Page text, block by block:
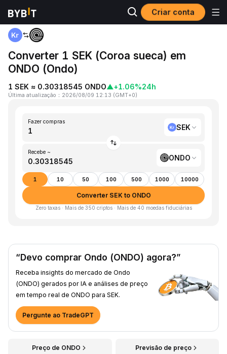
Criar conta
Página inicial
Converter 1 SEK (Coroa sueca) em
ONDO (Ondo)
1 SEK ≈ 0.30318545 ONDO▲+1.06%24h
Última atualização ： 2026/08/09 12:13 (GMT+0)
Fazer compras
SEK
Recebe ~
ONDO
1 10 50 100 500 1000 10000
Converter SEK to ONDO
Zero taxas · Mais de 350 criptos · Mais de 40 moedas fiduciárias
“Devo comprar Ondo (ONDO) agora?”
Receba insights do mercado de Ondo
(ONDO) gerados por IA e análises de preço
em tempo real de ONDO para SEK.
Pergunte ao TradeGPT
Preço de ONDO Previsão de preço